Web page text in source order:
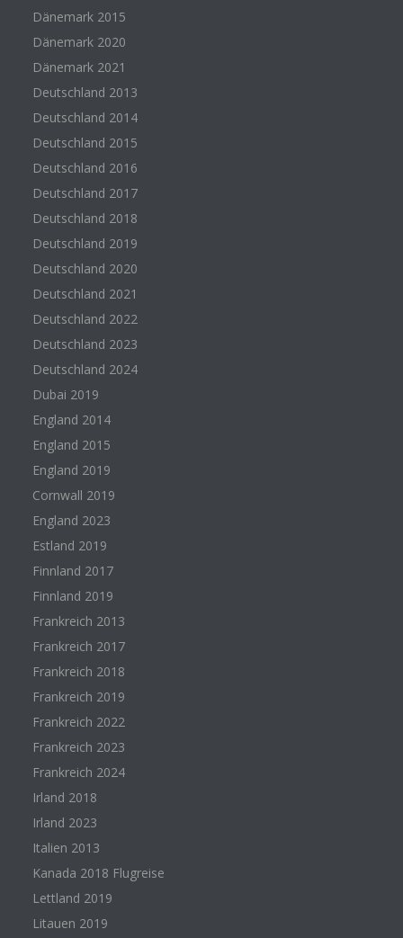
Dänemark 2015
Dänemark 2020
Dänemark 2021
Deutschland 2013
Deutschland 2014
Deutschland 2015
Deutschland 2016
Deutschland 2017
Deutschland 2018
Deutschland 2019
Deutschland 2020
Deutschland 2021
Deutschland 2022
Deutschland 2023
Deutschland 2024
Dubai 2019
England 2014
England 2015
England 2019
Cornwall 2019
England 2023
Estland 2019
Finnland 2017
Finnland 2019
Frankreich 2013
Frankreich 2017
Frankreich 2018
Frankreich 2019
Frankreich 2022
Frankreich 2023
Frankreich 2024
Irland 2018
Irland 2023
Italien 2013
Kanada 2018 Flugreise
Lettland 2019
Litauen 2019